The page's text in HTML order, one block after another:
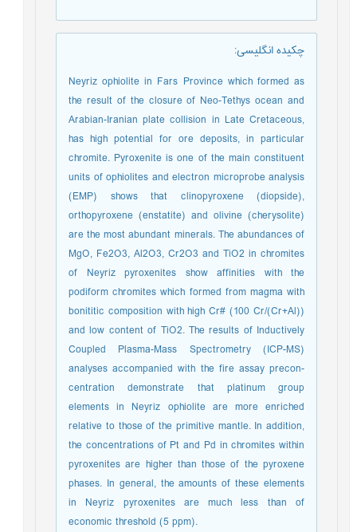
چکیده انگلیسی:
Neyriz ophiolite in Fars Province which formed as
the result of the closure of Neo-Tethys ocean and
Arabian-Iranian plate collision in Late Cretaceous,
has high potential for ore deposits, in particular
chromite. Pyroxenite is one of the main constituent
units of ophiolites and electron microprobe analysis
(EMP) shows that clinopyroxene (diopside),
orthopyroxene (enstatite) and olivine (cherysolite)
are the most abundant minerals. The abundances of
MgO, Fe2O3, Al2O3, Cr2O3 and TiO2 in chromites
of Neyriz pyroxenites show affinities with the
podiform chromites which formed from magma with
bonititic composition with high Cr# (100 Cr/(Cr+Al))
and low content of TiO2. The results of Inductively
Coupled Plasma-Mass Spectrometry (ICP-MS)
analyses accompanied with the fire assay precon-
centration demonstrate that platinum group
elements in Neyriz ophiolite are more enriched
relative to those of the primitive mantle. In addition,
the concentrations of Pt and Pd in chromites within
pyroxenites are higher than those of the pyroxene
phases. In general, the amounts of these elements
in Neyriz pyroxenites are much less than of
economic threshold (5 ppm).